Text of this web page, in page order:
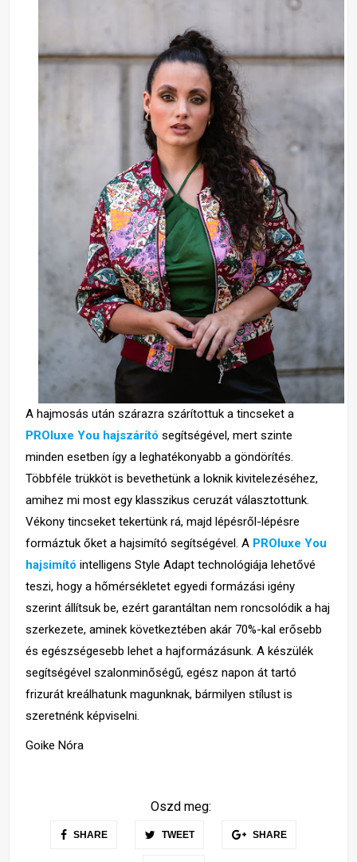
A hajmosás után szárazra szárítottuk a tincseket a
PROluxe You hajszárító segítségével, mert szinte
minden esetben így a leghatékonyabb a göndörítés.
Többféle trükköt is bevethetünk a loknik kivitelezéséhez,
amihez mi most egy klasszikus ceruzát választottunk.
Vékony tincseket tekertünk rá, majd lépésről-lépésre
formáztuk őket a hajsimító segítségével. A PROluxe You
hajsimító intelligens Style Adapt technológiája lehetővé
teszi, hogy a hőmérsékletet egyedi formázási igény
szerint állítsuk be, ezért garantáltan nem roncsolódik a haj
szerkezete, aminek következtében akár 70%-kal erősebb
és egészségesebb lehet a hajformázásunk. A készülék
segítségével szalonminőségű, egész napon át tartó
frizurát kreálhatunk magunknak, bármilyen stílust is
szeretnénk képviselni.
Goike Nóra
Oszd meg:
SHARE TWEET SHARE